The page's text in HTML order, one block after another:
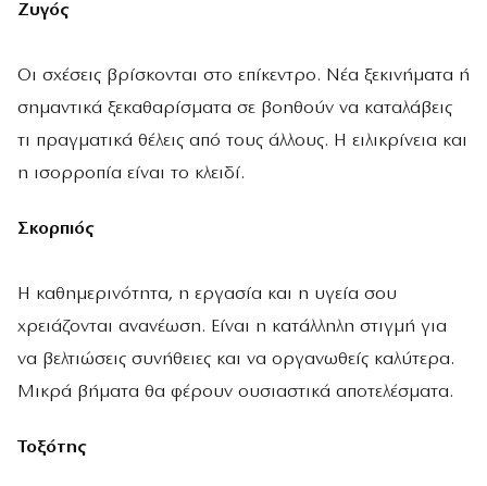
Ζυγός
Οι σχέσεις βρίσκονται στο επίκεντρο. Νέα ξεκινήματα ή
σημαντικά ξεκαθαρίσματα σε βοηθούν να καταλάβεις
τι πραγματικά θέλεις από τους άλλους. Η ειλικρίνεια και
η ισορροπία είναι το κλειδί.
Σκορπιός
Η καθημερινότητα, η εργασία και η υγεία σου
χρειάζονται ανανέωση. Είναι η κατάλληλη στιγμή για
να βελτιώσεις συνήθειες και να οργανωθείς καλύτερα.
Μικρά βήματα θα φέρουν ουσιαστικά αποτελέσματα.
Τοξότης